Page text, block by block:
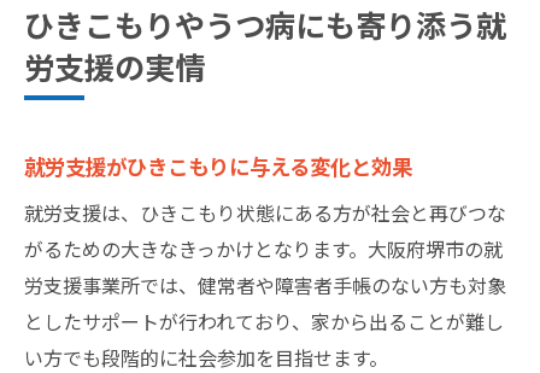
ひきこもりやうつ病にも寄り添う就
労支援の実情
就労支援がひきこもりに与える変化と効果
就労支援は、ひきこもり状態にある方が社会と再びつな
がるための大きなきっかけとなります。大阪府堺市の就
労支援事業所では、健常者や障害者手帳のない方も対象
としたサポートが行われており、家から出ることが難し
い方でも段階的に社会参加を目指せます。